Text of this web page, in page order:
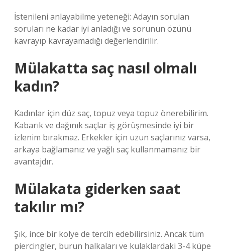
İstenileni anlayabilme yeteneği: Adayın sorulan
soruları ne kadar iyi anladığı ve sorunun özünü
kavrayıp kavrayamadığı değerlendirilir.
Mülakatta saç nasıl olmalı
kadın?
Kadınlar için düz saç, topuz veya topuz önerebilirim.
Kabarık ve dağınık saçlar iş görüşmesinde iyi bir
izlenim bırakmaz. Erkekler için uzun saçlarınız varsa,
arkaya bağlamanız ve yağlı saç kullanmamanız bir
avantajdır.
Mülakata giderken saat
takılır mı?
Şık, ince bir kolye de tercih edebilirsiniz. Ancak tüm
piercingler, burun halkaları ve kulaklardaki 3-4 küpe